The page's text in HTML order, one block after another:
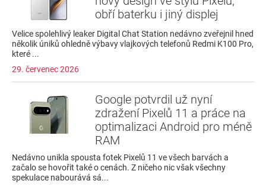
obří baterku i jiný displej
Velice spolehlivý leaker Digital Chat Station nedávno zveřejnil hned
několik úniků ohledně výbavy vlajkových telefonů Redmi K100 Pro,
které ...
29. červenec 2026
Google potvrdil už nyní
zdražení Pixelů 11 a práce na
optimalizaci Android pro méně
RAM
Nedávno unikla spousta fotek Pixelů 11 ve všech barvách a
začalo se hovořit také o cenách. Z ničeho nic však všechny
spekulace nabourává sá...